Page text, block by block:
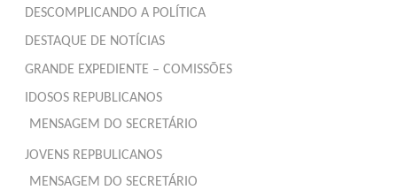
DESCOMPLICANDO A POLÍTICA
DESTAQUE DE NOTÍCIAS
GRANDE EXPEDIENTE – COMISSÕES
IDOSOS REPUBLICANOS
MENSAGEM DO SECRETÁRIO
JOVENS REPBULICANOS
MENSAGEM DO SECRETÁRIO